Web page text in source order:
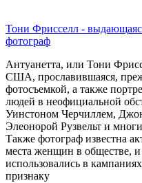
Тони Фрисселл -
фотограф
Антуанетта, или Тони
США, прославившаяся,
фотосъемкой, а также
людей в неофициальной
Уинстоном Черчиллем,
Элеонорой Рузвельт и
Также фотограф известна
места женщин в обществе,
использовались в
признаку